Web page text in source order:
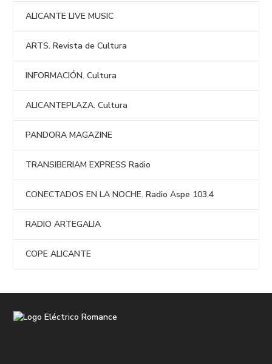
ALICANTE LIVE MUSIC
ARTS. Revista de Cultura
INFORMACIÓN. Cultura
ALICANTEPLAZA. Cultura
PANDORA MAGAZINE
TRANSIBERIAM EXPRESS Radio
CONECTADOS EN LA NOCHE. Radio Aspe 103.4
RADIO ARTEGALIA
COPE ALICANTE